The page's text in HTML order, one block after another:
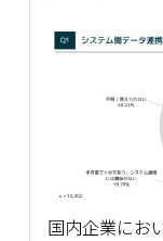
国内企業にお